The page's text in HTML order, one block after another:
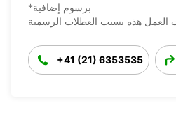
*برسوم إضافية
+41 (21) 6353535